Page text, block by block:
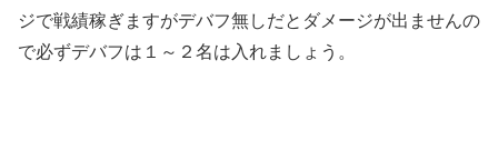
ジで戦績稼ぎますがデバフ無しだとダメージが出ませんの
で必ずデバフは１～２名は入れましょう。